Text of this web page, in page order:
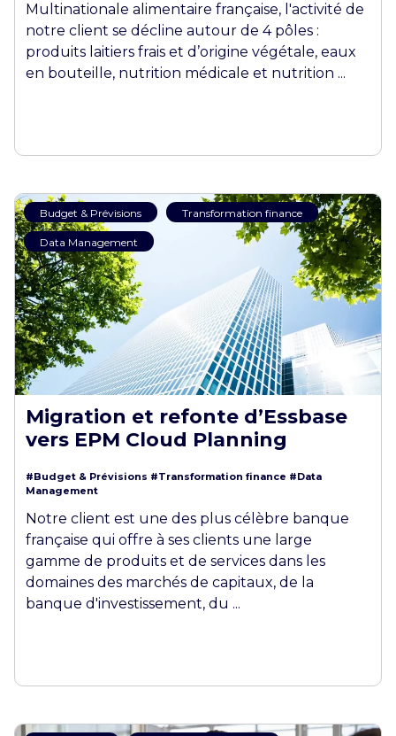
Multinationale alimentaire française, l'activité de
notre client se décline autour de 4 pôles :
produits laitiers frais et d’origine végétale, eaux
en bouteille, nutrition médicale et nutrition ...
Budget & Prévisions Transformation finance
Data Management
Migration et refonte d’Essbase
vers EPM Cloud Planning
#Budget & Prévisions #Transformation finance #Data
Management
Notre client est une des plus célèbre banque
française qui offre à ses clients une large
gamme de produits et de services dans les
domaines des marchés de capitaux, de la
banque d'investissement, du ...